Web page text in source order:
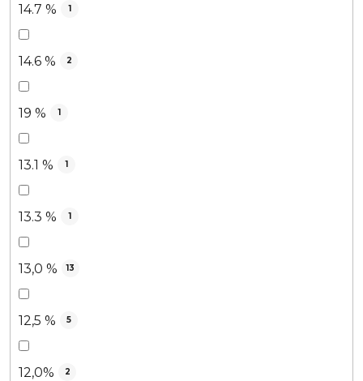
14.7 % 1
14.6 % 2
19 % 1
13.1 % 1
13.3 % 1
13,0 % 13
12,5 % 5
12,0% 2